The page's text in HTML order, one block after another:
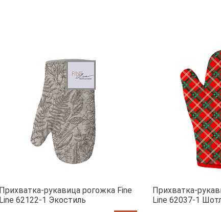
Прихватка-рукавица рогожка Fine
Line 62122-1 Экостиль
Прихватка-
Line 62037-1